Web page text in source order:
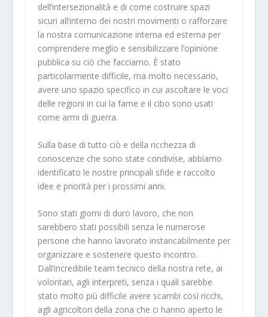
dell’intersezionalità e di come costruire spazi
sicuri all’interno dei nostri movimenti o rafforzare
la nostra comunicazione interna ed esterna per
comprendere meglio e sensibilizzare l’opinione
pubblica su ciò che facciamo. È stato
particolarmente difficile, ma molto necessario,
avere uno spazio specifico in cui ascoltare le voci
delle regioni in cui la fame e il cibo sono usati
come armi di guerra.
Sulla base di tutto ciò e della ricchezza di
conoscenze che sono state condivise, abbiamo
identificato le nostre principali sfide e raccolto
idee e priorità per i prossimi anni.
Sono stati giorni di duro lavoro, che non
sarebbero stati possibili senza le numerose
persone che hanno lavorato instancabilmente per
organizzare e sostenere questo incontro.
Dall’incredibile team tecnico della nostra rete, ai
volontari, agli interpreti, senza i quali sarebbe
stato molto più difficile avere scambi così ricchi,
agli agricoltori della zona che ci hanno aperto le